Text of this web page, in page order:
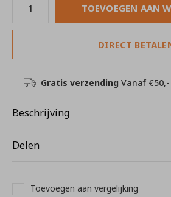
TOEVOEGEN AAN
DIRECT
Gratis verzending Vanaf €50,-
Beschrijving
Delen
Toevoegen aan vergelijking